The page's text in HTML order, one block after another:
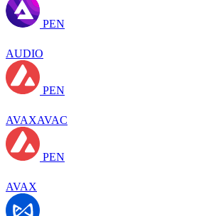
PEN
AUDIO
PEN
AVAXAVAC
PEN
AVAX